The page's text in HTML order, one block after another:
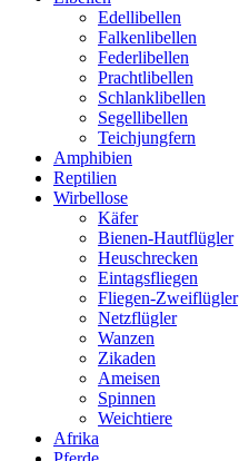
Edellibellen
Falkenlibellen
Federlibellen
Prachtlibellen
Schlanklibellen
Segellibellen
Teichjungfern
Amphibien
Reptilien
Wirbellose
Käfer
Bienen-Hautflügler
Heuschrecken
Eintagsfliegen
Fliegen-Zweiflügler
Netzflügler
Wanzen
Zikaden
Ameisen
Spinnen
Weichtiere
Afrika